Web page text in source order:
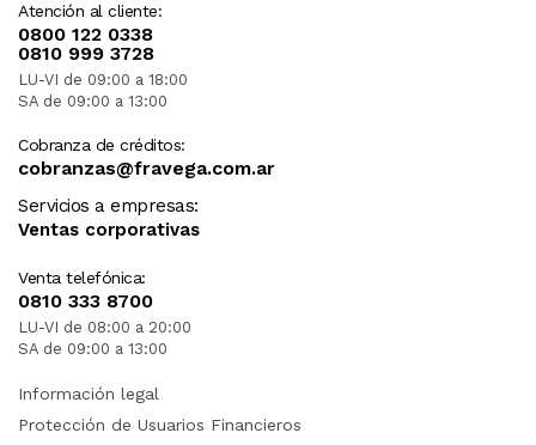
Atención al cliente:
0800 122 0338
0810 999 3728
LU-VI de 09:00 a 18:00
SA de 09:00 a 13:00
Cobranza de créditos:
cobranzas@fravega.com.ar
Servicios a empresas:
Ventas corporativas
Venta telefónica:
0810 333 8700
LU-VI de 08:00 a 20:00
SA de 09:00 a 13:00
Información legal
Protección de Usuarios Financieros